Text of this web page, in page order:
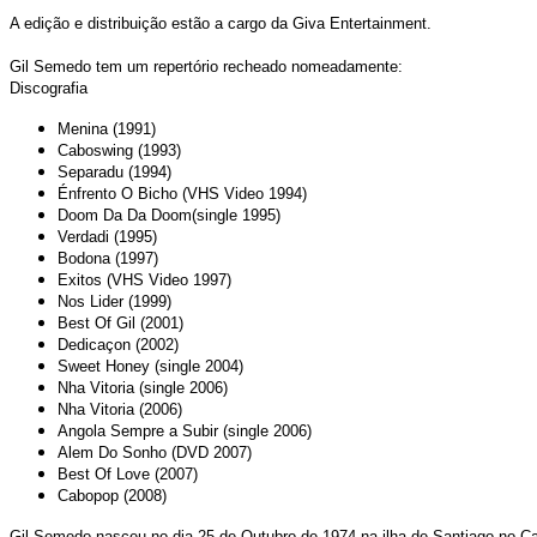
A edição e distribuição estão a cargo da Giva Entertainment.
Gil Semedo tem um repertório recheado nomeadamente:
Discografia
Menina (1991)
Caboswing (1993)
Separadu (1994)
Énfrento O Bicho (VHS Video 1994)
Doom Da Da Doom(single 1995)
Verdadi (1995)
Bodona (1997)
Exitos (VHS Video 1997)
Nos Lider (1999)
Best Of Gil (2001)
Dedicaçon (2002)
Sweet Honey (single 2004)
Nha Vitoria (single 2006)
Nha Vitoria (2006)
Angola Sempre a Subir (single 2006)
Alem Do Sonho (DVD 2007)
Best Of Love (2007)
Cabopop (2008)